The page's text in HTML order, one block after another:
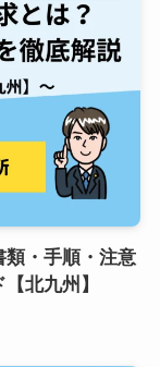
類・手順・注意
北九州】